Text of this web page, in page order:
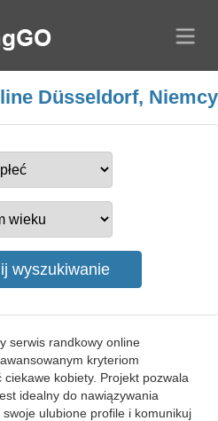
Düsseldorf, Niemcy
serwis randkowy online
kryteriom
kobiety. Projekt pozwala
idealny do nawiązywania
swoje ulubione profile i komunikuj